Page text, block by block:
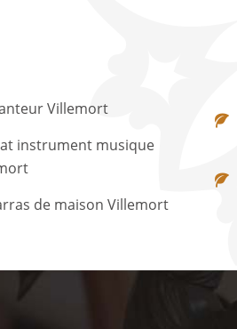
Villemort
instrument musique
de maison Villemort